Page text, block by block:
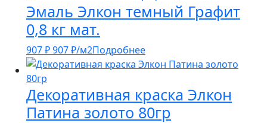
Эмаль Элкон темный Графит
0,8 кг мат.
907₽907₽/м2Подробнее
Декоративная краска Элкон
Патина золото 80гр